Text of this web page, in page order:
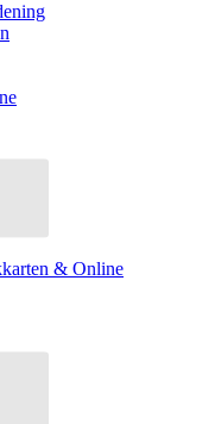
& Online